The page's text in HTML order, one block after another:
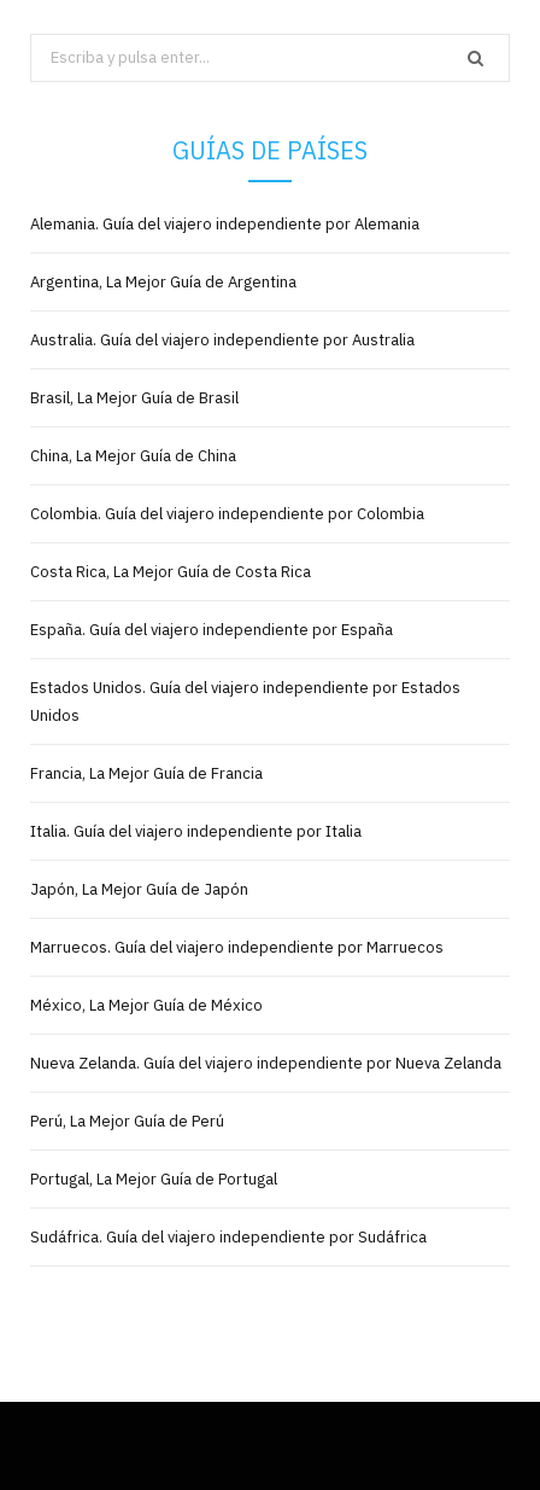
Search
for:
GUÍAS DE PAÍSES
Alemania. Guía del viajero independiente por Alemania
Argentina, La Mejor Guía de Argentina
Australia. Guía del viajero independiente por Australia
Brasil, La Mejor Guía de Brasil
China, La Mejor Guía de China
Colombia. Guía del viajero independiente por Colombia
Costa Rica, La Mejor Guía de Costa Rica
España. Guía del viajero independiente por España
Estados Unidos. Guía del viajero independiente por Estados
Unidos
Francia, La Mejor Guía de Francia
Italia. Guía del viajero independiente por Italia
Japón, La Mejor Guía de Japón
Marruecos. Guía del viajero independiente por Marruecos
México, La Mejor Guía de México
Nueva Zelanda. Guía del viajero independiente por Nueva Zelanda
Perú, La Mejor Guía de Perú
Portugal, La Mejor Guía de Portugal
Sudáfrica. Guía del viajero independiente por Sudáfrica